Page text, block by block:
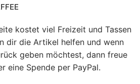
kostet viel Freizeit und Tassen
dir die Artikel helfen und wenn
geben möchtest, dann freue
eine Spende per PayPal.